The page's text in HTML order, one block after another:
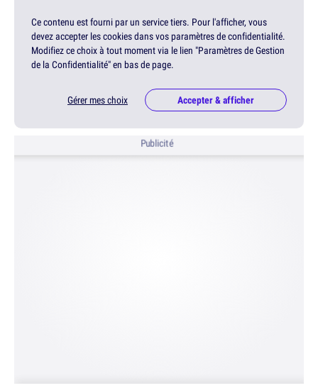
Ce contenu est fourni par un service tiers. Pour l'afficher, vous
devez accepter les cookies dans vos paramètres de confidentialité.
Modifiez ce choix à tout moment via le lien "Paramètres de Gestion
de la Confidentialité" en bas de page.
Gérer mes choix Accepter & afficher
Publicité